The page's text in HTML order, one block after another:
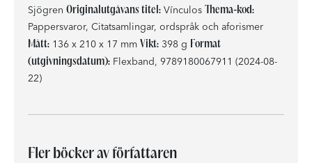
Sjögren Originalutgåvans titel: Vínculos Thema-kod:
Pappersvaror, Citatsamlingar, ordspråk och aforismer
Mått: 136 x 210 x 17 mm Vikt: 398 g Format
(utgivningsdatum): Flexband, 9789180067911 (2024-08-
22)
Fler böcker av författaren